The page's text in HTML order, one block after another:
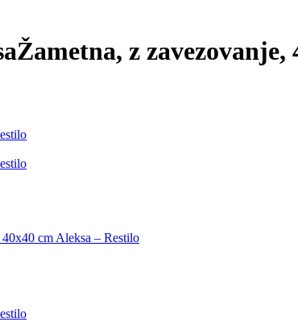
Žametna, z zavezovanje,
40x40 cm Aleksa – Restilo